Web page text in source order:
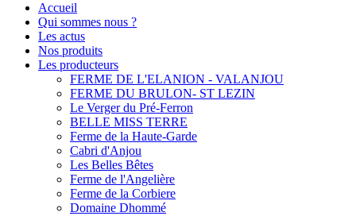
Accueil
Qui sommes nous ?
Les actus
Nos produits
Les producteurs
FERME DE L'ELANION - VALANJOU
FERME DU BRULON- ST LEZIN
Le Verger du Pré-Ferron
BELLE MISS TERRE
Ferme de la Haute-Garde
Cabri d'Anjou
Les Belles Bêtes
Ferme de l'Angelière
Ferme de la Corbiere
Domaine Dhommé